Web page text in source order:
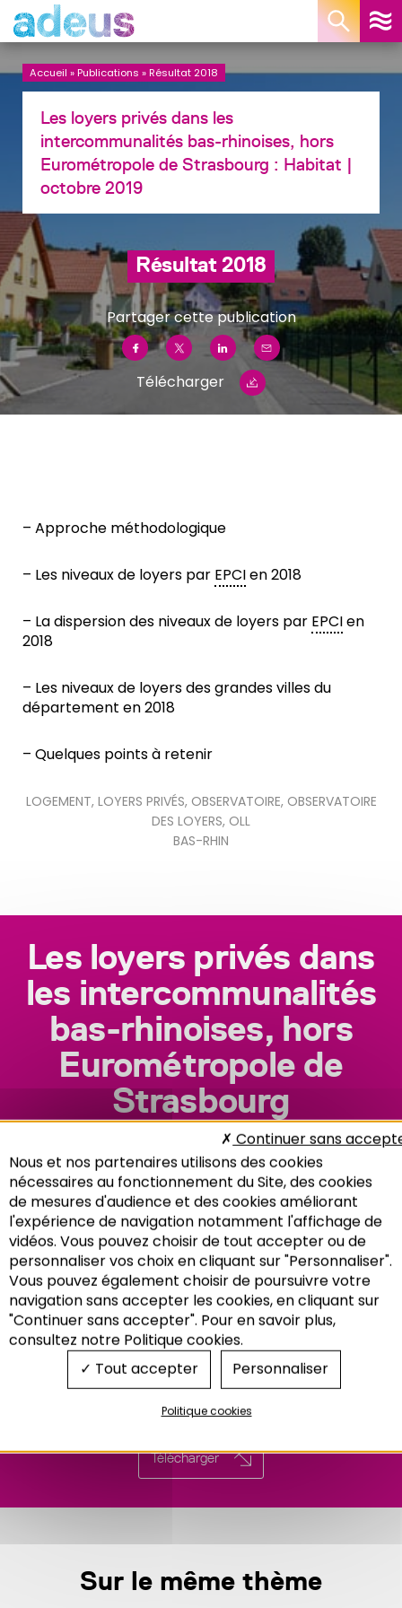
Recherche
Accueil »Publications »Résultat 2018
Les loyers privés dans les
intercommunalités bas-rhinoises, hors
Eurométropole de Strasbourg : Habitat |
octobre 2019
Résultat 2018
Partager cette publication
Télécharger
– Approche méthodologique
– Les niveaux de loyers par EPCIen 2018
– La dispersion des niveaux de loyers par EPCIen
2018
– Les niveaux de loyers des grandes villes du
département en 2018
– Quelques points à retenir
LOGEMENT, LOYERS PRIVÉS, OBSERVATOIRE, OBSERVATOIRE
DES LOYERS, OLL
BAS-RHIN
Les loyers privés dans
les intercommunalités
bas-rhinoises, hors
Eurométropole de
Strasbourg
Télécharger
Sur le même thème
Panneau de gestion des cookies
Nous et nos partenaires utilisons des cookies
nécessaires au fonctionnement du Site, des cookies
de mesures d'audience et des cookies améliorant
l'expérience de navigation notamment l'affichage de
vidéos. Vous pouvez choisir de tout accepter ou de
personnaliser vos choix en cliquant sur "Personnaliser".
Vous pouvez également choisir de poursuivre votre
navigation sans accepter les cookies, en cliquant sur
"Continuer sans accepter". Pour en savoir plus,
consultez notre Politique cookies.
Tout accepter
Continuer sans
Personnaliser
Politique cookies